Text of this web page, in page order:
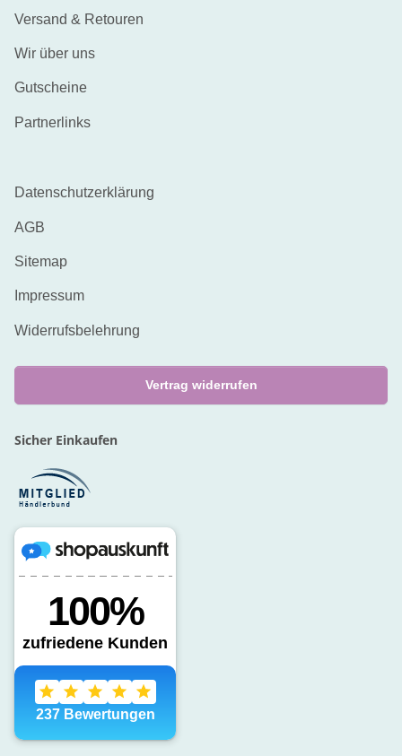
Versand & Retouren
Wir über uns
Gutscheine
Partnerlinks
Datenschutzerklärung
AGB
Sitemap
Impressum
Widerrufsbelehrung
Vertrag widerrufen
Sicher Einkaufen